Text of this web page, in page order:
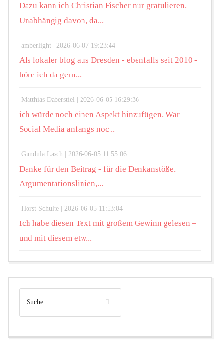
Dazu kann ich Christian Fischer nur gratulieren.
Unabhängig davon, da...
amberlight | 2026-06-07 19:23:44
Als lokaler blog aus Dresden - ebenfalls seit 2010 -
höre ich da gern...
Matthias Daberstiel | 2026-06-05 16:29:36
ich würde noch einen Aspekt hinzufügen. War
Social Media anfangs noc...
Gundula Lasch | 2026-06-05 11:55:06
Danke für den Beitrag - für die Denkanstöße,
Argumentationslinien,...
Horst Schulte | 2026-06-05 11:53:04
Ich habe diesen Text mit großem Gewinn gelesen –
und mit diesem etw...